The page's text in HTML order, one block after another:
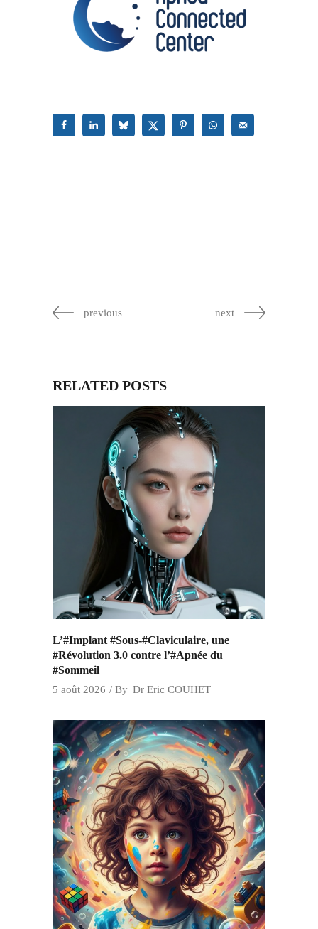
previous next
RELATED POSTS
L’#Implant #Sous-#Claviculaire, une
#Révolution 3.0 contre l’#Apnée du
#Sommeil
5 août 2026 By Dr Eric COUHET